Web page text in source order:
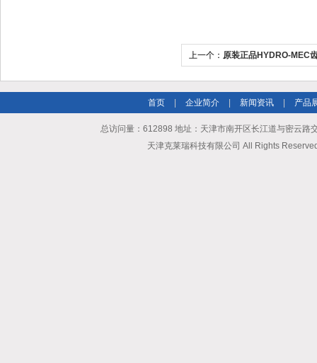
上一个： 原装正品HYDRO-MEC
首页 企业简介 新闻资讯 产品
总访问量：612898 地址：天津市南开区长江道与密云
天津克莱瑞科技有限公司 All Rights